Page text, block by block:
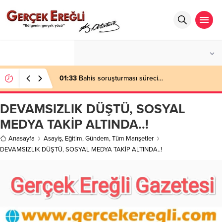
01:33 Bahis soruşturması süreci…
DEVAMSIZLIK DÜŞTÜ, SOSYAL
MEDYA TAKİP ALTINDA..!
Anasayfa Asayiş, Eğitim,Gündem,Tüm Manşetler
DEVAMSIZLIK DÜŞTÜ, SOSYAL MEDYA TAKİP ALTINDA..!